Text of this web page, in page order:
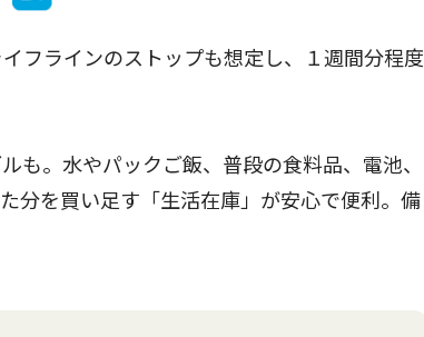
フラインのストップも想定し、１週間分程度
。水やパックご飯、普段の食料品、電池、
分を買い足す「生活在庫」が安心で便利。備